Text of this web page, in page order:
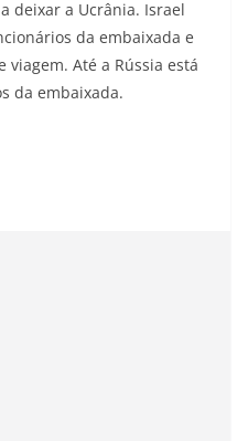
deixar a Ucrânia. Israel
da embaixada e
Até a Rússia está
da embaixada.